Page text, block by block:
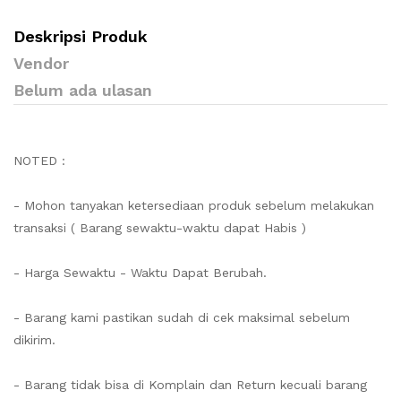
Deskripsi Produk
Vendor
Belum ada ulasan
NOTED :
- Mohon tanyakan ketersediaan produk sebelum melakukan
transaksi ( Barang sewaktu-waktu dapat Habis )
- Harga Sewaktu - Waktu Dapat Berubah.
- Barang kami pastikan sudah di cek maksimal sebelum
dikirim.
- Barang tidak bisa di Komplain dan Return kecuali barang